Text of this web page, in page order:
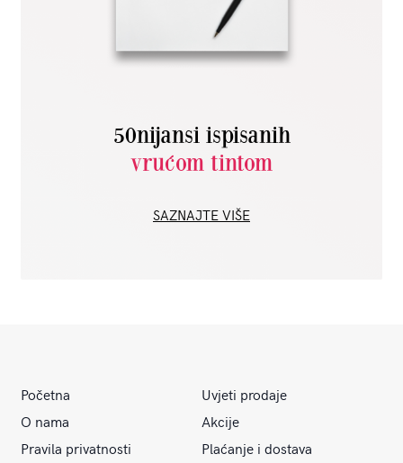
50nijansi ispisanih
vrućom tintom
SAZNAJTE VIŠE
Početna
Uvjeti prodaje
O nama
Akcije
Pravila privatnosti
Plaćanje i dostava